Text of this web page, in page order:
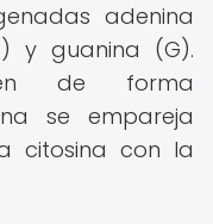
adenina
y guanina (G).
de forma
se empareja
citosina con la